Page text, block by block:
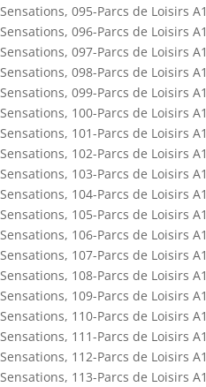
Sensations, 095-Parcs de Loisirs A1
Sensations, 096-Parcs de Loisirs A1
Sensations, 097-Parcs de Loisirs A1
Sensations, 098-Parcs de Loisirs A1
Sensations, 099-Parcs de Loisirs A1
Sensations, 100-Parcs de Loisirs A1
Sensations, 101-Parcs de Loisirs A1
Sensations, 102-Parcs de Loisirs A1
Sensations, 103-Parcs de Loisirs A1
Sensations, 104-Parcs de Loisirs A1
Sensations, 105-Parcs de Loisirs A1
Sensations, 106-Parcs de Loisirs A1
Sensations, 107-Parcs de Loisirs A1
Sensations, 108-Parcs de Loisirs A1
Sensations, 109-Parcs de Loisirs A1
Sensations, 110-Parcs de Loisirs A1
Sensations, 111-Parcs de Loisirs A1
Sensations, 112-Parcs de Loisirs A1
Sensations, 113-Parcs de Loisirs A1